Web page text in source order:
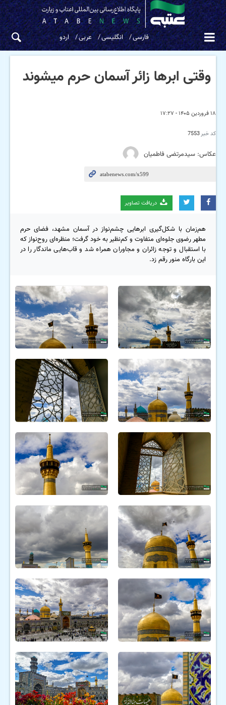
فارسی انگلیسی عربی اردو
۱۸ فروردین ۱۴۰۵ - ۱۷:۲۷
کد خبر7553
عکاس: سیدمرتضی فاطمیان
دریافت تصاویر
وقتی ابرها زائر آسمان حرم میشوند
هم‌زمان با شکل‌گیری ابرهایی چشم‌نواز در آسمان مشهد، فضای حرم
مطهر رضوی جلوه‌ای متفاوت و کم‌نظیر به خود گرفت؛ منظره‌ای روح‌نواز که
با استقبال و توجه زائران و مجاوران همراه شد و قاب‌هایی ماندگار را در
این بارگاه منور رقم زد.